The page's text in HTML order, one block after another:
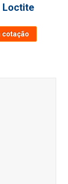
Loctite
cotação